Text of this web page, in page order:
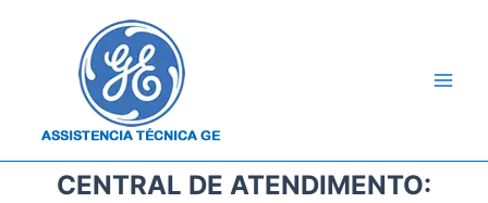
CENTRAL DE ATENDIMENTO: